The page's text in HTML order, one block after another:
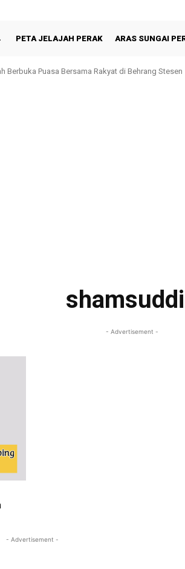
PETA JELAJAH PERAK ARAS SUNGAI
Puasa Bersama Rakyat di Behrang Stesen
Perak Kekal Ke Penjara: Rayuan Akhir Paul
- Advertisement -
- Advertisement -